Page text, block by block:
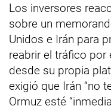
Los inversores
sobre un
Unidos e Irán para
reabrir el tráfico por
desde su propia
exigió que Irán “no
Ormuz esté